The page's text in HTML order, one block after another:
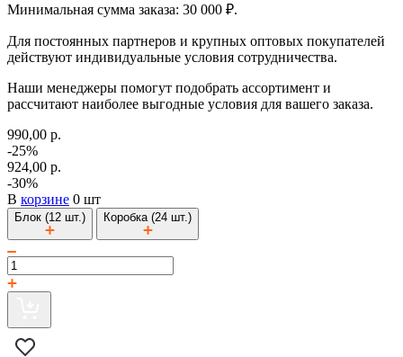
Минимальная сумма заказа: 30 000 ₽.
Для постоянных партнеров и крупных оптовых покупателей
действуют индивидуальные условия сотрудничества.
Наши менеджеры помогут подобрать ассортимент и
рассчитают наиболее выгодные условия для вашего заказа.
990,00 р.
-25%
924,00 р.
-30%
В корзине 0 шт
Блок (12 шт.) Коробка (24 шт.)